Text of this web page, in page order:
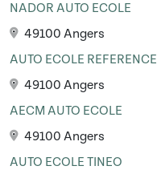
NADOR AUTO ECOLE
49100 Angers
AUTO ECOLE REFERENCE
49100 Angers
AECM AUTO ECOLE
49100 Angers
AUTO ECOLE TINEO